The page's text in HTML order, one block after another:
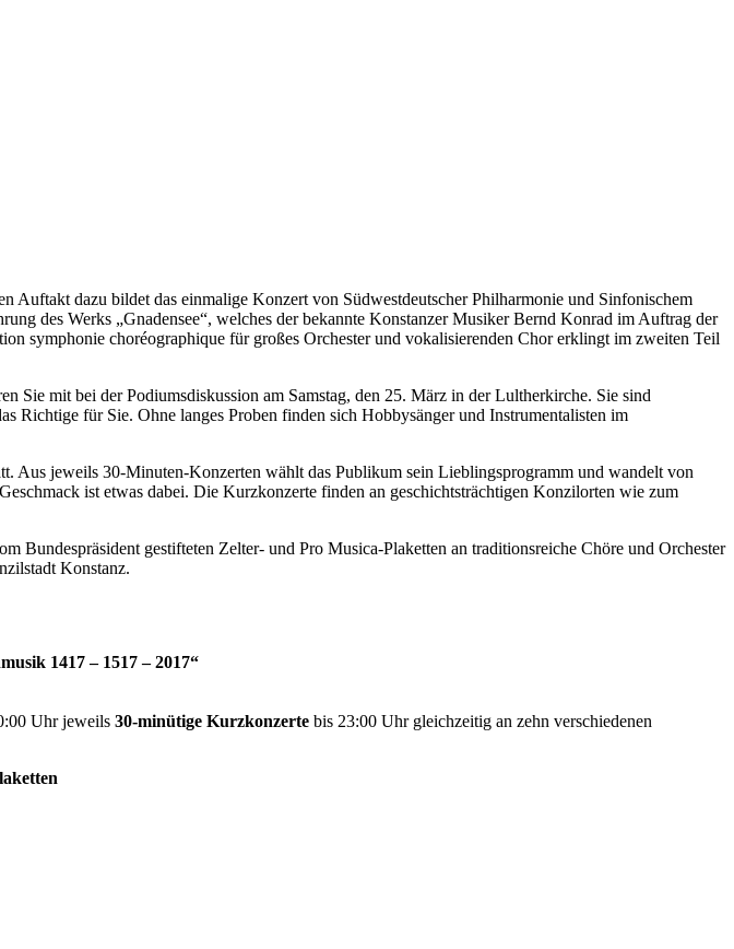
dazu bildet das einmalige Konzert von Südwestdeutscher Philharmonie und Sinfonischem
des Werks „Gnadensee“, welches der bekannte Konstanzer Musiker Bernd Konrad im Auftrag der
symphonie choréographique für großes Orchester und vokalisierenden Chor erklingt im zweiten Teil
Sie mit bei der Podiumsdiskussion am Samstag, den 25. März in der Lultherkirche. Sie sind
Richtige für Sie. Ohne langes Proben finden sich Hobbysänger und Instrumentalisten im
Aus jeweils 30-Minuten-Konzerten wählt das Publikum sein Lieblingsprogramm und wandelt von
ist etwas dabei. Die Kurzkonzerte finden an geschichtsträchtigen Konzilorten wie zum
gestifteten Zelter- und Pro Musica-Plaketten an traditionsreiche Chöre und Orchester
Konstanz.
1417 – 1517 – 2017“
Uhr jeweils 30-minütige Kurzkonzerte bis 23:00 Uhr gleichzeitig an zehn verschiedenen